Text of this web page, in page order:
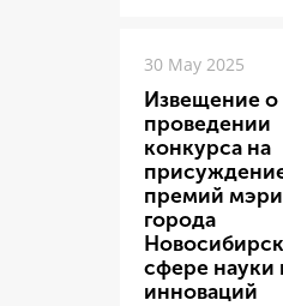
30 May 2025
Извещение о
проведении
конкурса на
премий
города
сфере науки
инноваций